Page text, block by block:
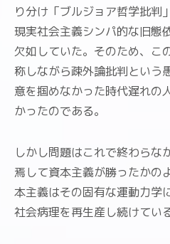
り分け「ブルジョア哲学批判
現実社会主義シンパ的な旧態
欠如していた。そのため、こ
称しながら疎外論批判という
意を掴めなかった時代遅れの
かったのである。
しかし問題はこれで終わらな
焉して資本主義が勝ったかの
本主義はその固有な運動力学
社会病理を再生産し続けてい